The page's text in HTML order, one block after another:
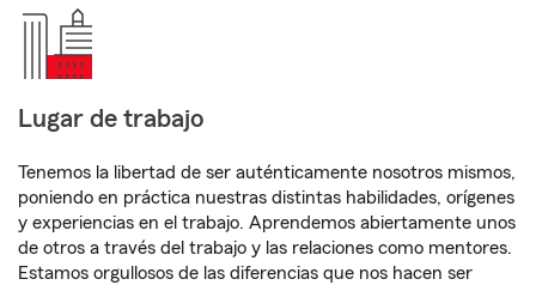
Lugar de trabajo
Tenemos la libertad de ser auténticamente nosotros mismos,
poniendo en práctica nuestras distintas habilidades, orígenes
y experiencias en el trabajo. Aprendemos abiertamente unos
de otros a través del trabajo y las relaciones como mentores.
Estamos orgullosos de las diferencias que nos hacen ser